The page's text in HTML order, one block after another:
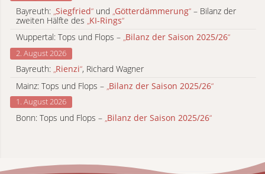
Bayreuth: „Siegfried“ und „Götterdämmerung“ – Bilanz der
zweiten Hälfte des „KI-Rings“
Wuppertal: Tops und Flops – „Bilanz der Saison 2025/26“
2. August 2026
Bayreuth: „Rienzi“, Richard Wagner
Mainz: Tops und Flops – Bilanz der Saison 2025/26“
1. August 2026
Bonn: Tops und Flops – Bilanz der Saison 2025/26“